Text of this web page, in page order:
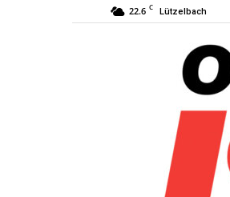
22.6 C Lützelbach